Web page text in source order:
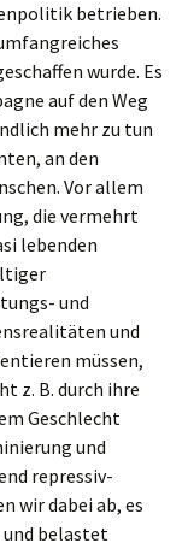
betrieben.
wurde. Es
auf den Weg
mehr zu tun
an den
Vor allem
die vermehrt
lebenden
und
und
müssen,
z. B. durch ihre
Geschlecht
und
repressiv-
wir dabei ab, es
belastet